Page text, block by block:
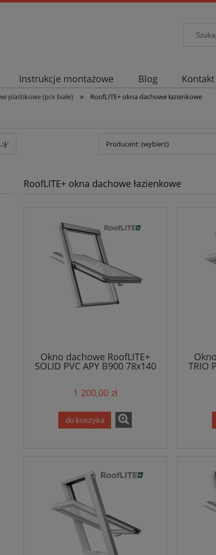
Instrukcje montażowe Blog Kontakt
plastikowe (pcv białe) » RoofLITE+ okna dachowe łazienkowe
Producent: (wybierz)
RoofLITE+ okna dachowe łazienkowe
Okno dachowe RoofLITE+
SOLID PVC APY B900 78x140
1 200,00 zł
do koszyka
TRIO